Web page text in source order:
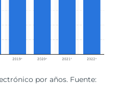
por años. Fuente: